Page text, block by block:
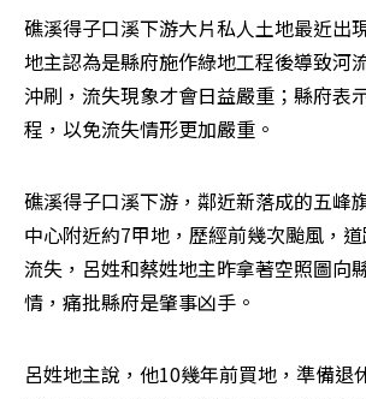
礁溪得子口溪下游大片私人土地最近出
地主認為是縣府施作綠地工程後導致河
沖刷，流失現象才會日益嚴重；縣府表
程，以免流失情形更加嚴重。
礁溪得子口溪下游，鄰近新落成的五峰
中心附近約7甲地，歷經前幾次颱風，
流失，呂姓和蔡姓地主昨拿著空照圖向
情，痛批縣府是肇事凶手。
呂姓地主說，他10幾年前買地，準備退